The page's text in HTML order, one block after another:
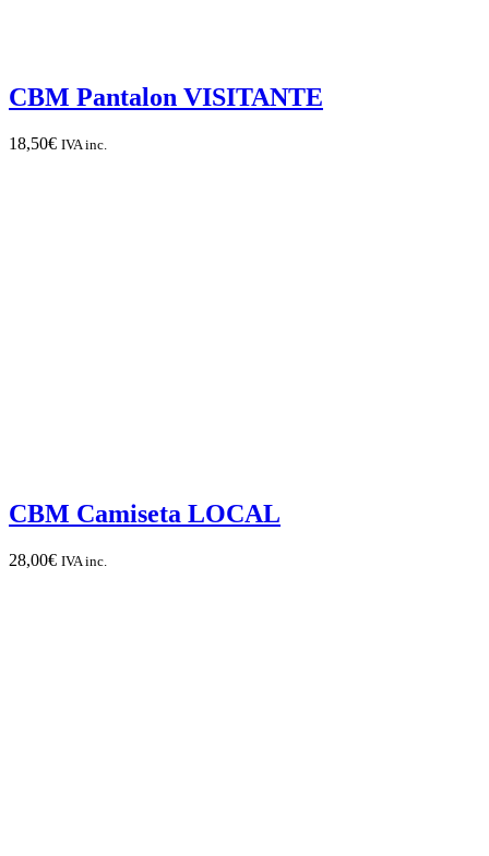
CBM Pantalon VISITANTE
18,50€ IVA inc.
CBM Camiseta LOCAL
28,00€ IVA inc.